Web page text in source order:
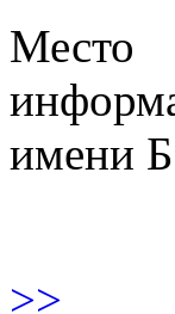
Место
имени
>>